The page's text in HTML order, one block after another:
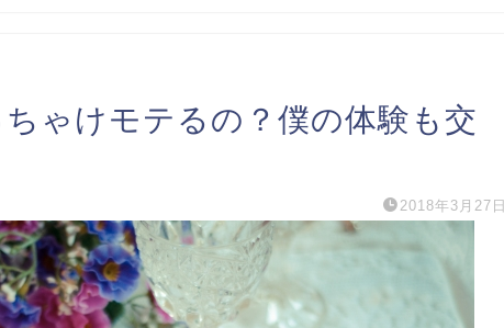
ゃけモテるの？僕の体験も交
2018年3月27日